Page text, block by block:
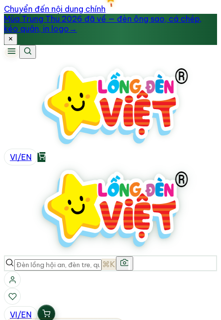
Chuyển đến nội dung chính
Mùa Trung Thu 2026 đã về — đèn ông sao, cá chép,
kéo quân, in logo →
VI/EN
⌘K
VI/EN